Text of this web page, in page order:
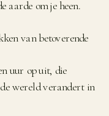
aarde om je heen.
van betoverende
uur op uit, die
wereld verandert in